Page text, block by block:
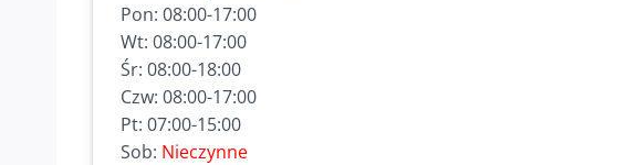
Pon: 08:00-17:00
Wt: 08:00-17:00
Śr: 08:00-18:00
Czw: 08:00-17:00
Pt: 07:00-15:00
Sob: Nieczynne